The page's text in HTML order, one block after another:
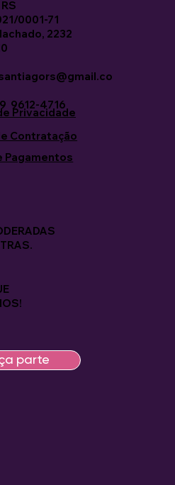
0001-71
2232
9612-4716
Privacidade
Contratação
Pagamentos
parte